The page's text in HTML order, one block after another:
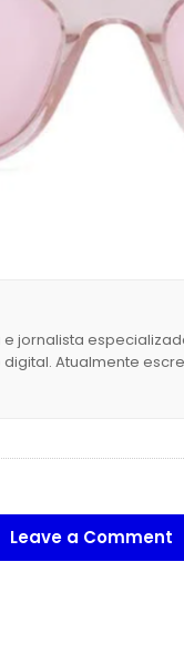
jornalista
Atualmente
Leave a Comment